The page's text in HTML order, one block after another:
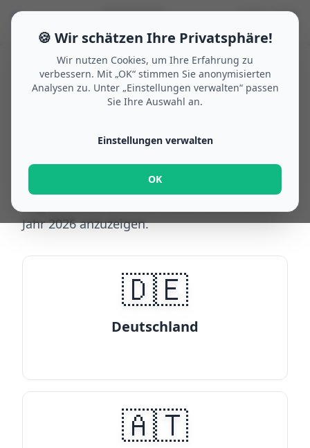
🗓
Home / Semesterferien 2026
Semesterferien nach
Land2026
Wählen Sie ein Land, um eine Liste der
Jahr 2026 anzuzeigen.
🇩🇪
Deutschland
🇦🇹
🍪 Wir schätzen Ihre Privatsphäre!
Wir nutzen Cookies, um Ihre Erfahrung zu
verbessern. Mit „OK“ stimmen Sie anonymisierten
Analysen zu. Unter „Einstellungen verwalten“ passen
Sie Ihre Auswahl an.
Einstellungen verwalten
OK